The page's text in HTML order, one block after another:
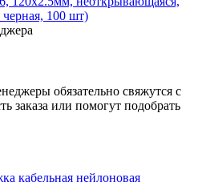
черная, 100 шт)
обязательно свяжутся с
заказа или помогут подобрать
кабельная нейлоновая